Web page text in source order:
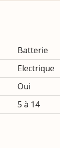
Batterie
Electrique
Oui
5 à 14